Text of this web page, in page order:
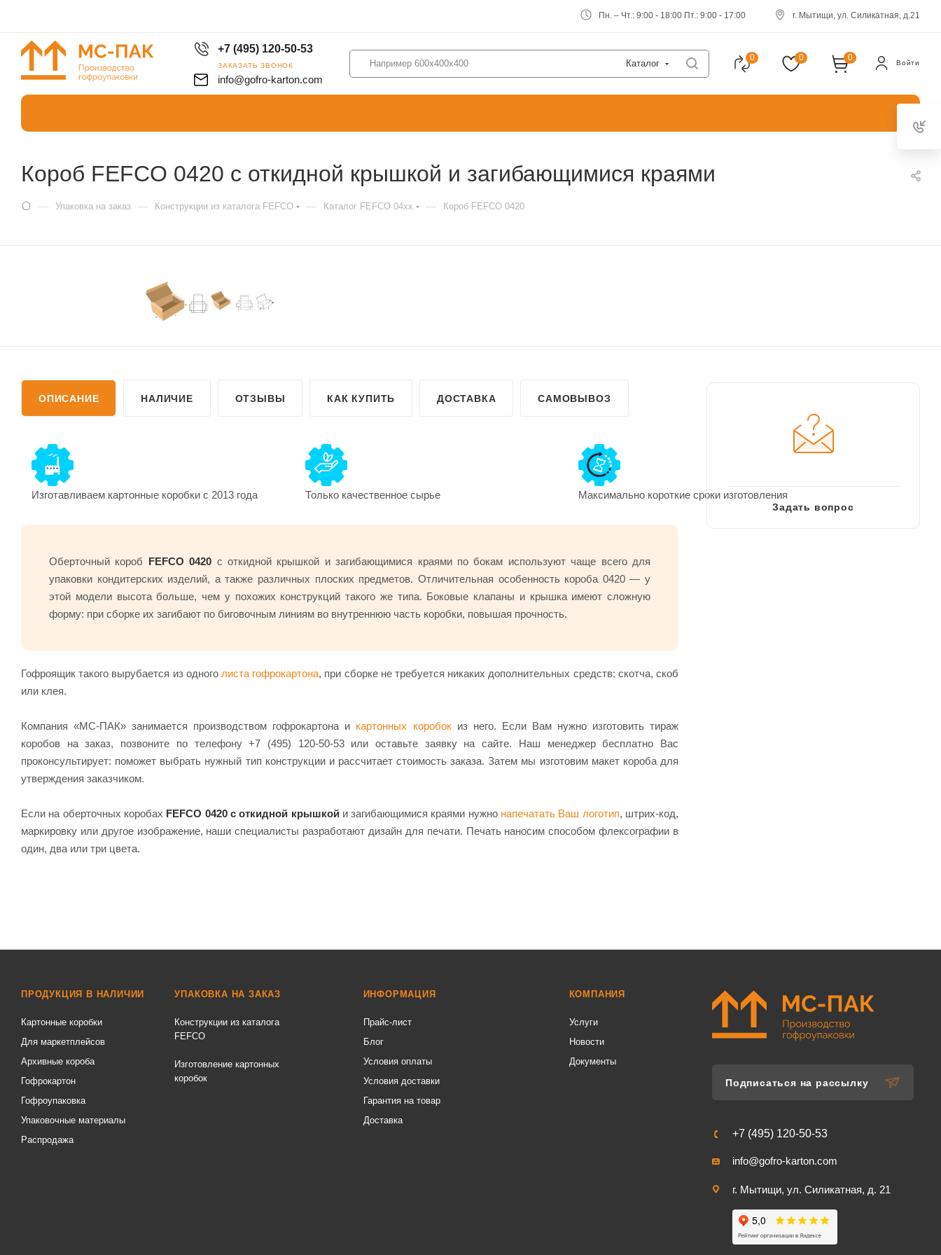
Пн. – Чт.: 9:00 - 18:00 Пт.: 9:00 - 17:00 г. Мытищи, ул. Силикатная, д.21
+7 (495) 120-50-53
ЗАКАЗАТЬ ЗВОНОК
info@gofro-karton.com
Каталог
0 0 0
Войти
Короб FEFCO 0420 с откидной крышкой и загибающимися краями
— Упаковка на заказ — Конструкции из каталога FEFCO — Каталог FEFCO 04xx — Короб FEFCO 0420
ОПИСАНИЕ НАЛИЧИЕ ОТЗЫВЫ КАК КУПИТЬ ДОСТАВКА САМОВЫВОЗ
Изготавливаем картонные коробки с 2013 года Только качественное сырье Максимально короткие сроки изготовления
Оберточный короб FEFCO 0420 с откидной крышкой и загибающимися краями по бокам используют чаще всего для
упаковки кондитерских изделий, а также различных плоских предметов. Отличительная особенность короба 0420 — у
этой модели высота больше, чем у похожих конструкций такого же типа. Боковые клапаны и крышка имеют сложную
форму: при сборке их загибают по биговочным линиям во внутреннюю часть коробки, повышая прочность.
Гофроящик такого вырубается из одного листа гофрокартона, при сборке не требуется никаких дополнительных средств: скотча, скоб
или клея.
Компания «МС-ПАК» занимается производством гофрокартона и картонных коробокиз него. Если Вам нужно изготовить тираж
коробов на заказ, позвоните по телефону +7 (495) 120-50-53 или оставьте заявку на сайте. Наш менеджер бесплатно Вас
проконсультирует: поможет выбрать нужный тип конструкции и рассчитает стоимость заказа. Затем мы изготовим макет короба для
утверждения заказчиком.
Если на оберточных коробах FEFCO 0420 с откидной крышкойи загибающимися краями нужно напечатать Ваш логотип, штрих-код,
маркировку или другое изображение, наши специалисты разработают дизайн для печати. Печать наносим способом флексографии в
один, два или три цвета.
Задать вопрос
ПРОДУКЦИЯ В НАЛИЧИИ
Картонные коробки
Для маркетплейсов
Архивные короба
Гофрокартон
Гофроупаковка
Упаковочные материалы
Распродажа
УПАКОВКА НА ЗАКАЗ
Конструкции из каталога
FEFCO
Изготовление картонных
коробок
ИНФОРМАЦИЯ
Прайс-лист
Блог
Условия оплаты
Условия доставки
Гарантия на товар
Доставка
КОМПАНИЯ
Услуги
Новости
Документы
Подписаться на рассылку
+7 (495) 120-50-53
info@gofro-karton.com
г. Мытищи, ул. Силикатная, д. 21